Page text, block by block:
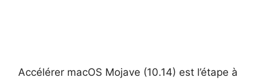
Accélérer macOS Mojave (10.14) est l’étape à